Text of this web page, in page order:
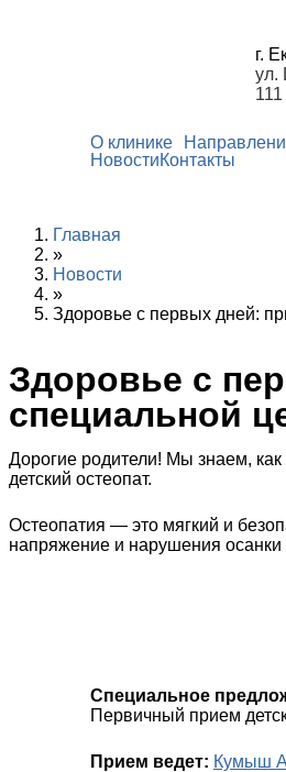
г.
ул.
111
О клинике
НовостиКонтакты
Главная
»
Новости
»
Здоровье с первых дней:
Здоровье с
специальной
Дорогие родители! Мы знаем,
детский остеопат.
Остеопатия — это мягкий и
напряжение и нарушения осанки
Специальное
Первичный прием
Прием ведет: Кумыш